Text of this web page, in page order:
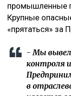
промышленные
Крупные
«прятаться» за
- Мы
контроля
в